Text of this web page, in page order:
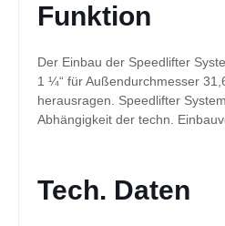
Funktion
Der Einbau der Speedlifter
1 ¼“ für Außendurchmesser
herausragen. Speedlifter
Abhängigkeit der techn.
Tech. Daten